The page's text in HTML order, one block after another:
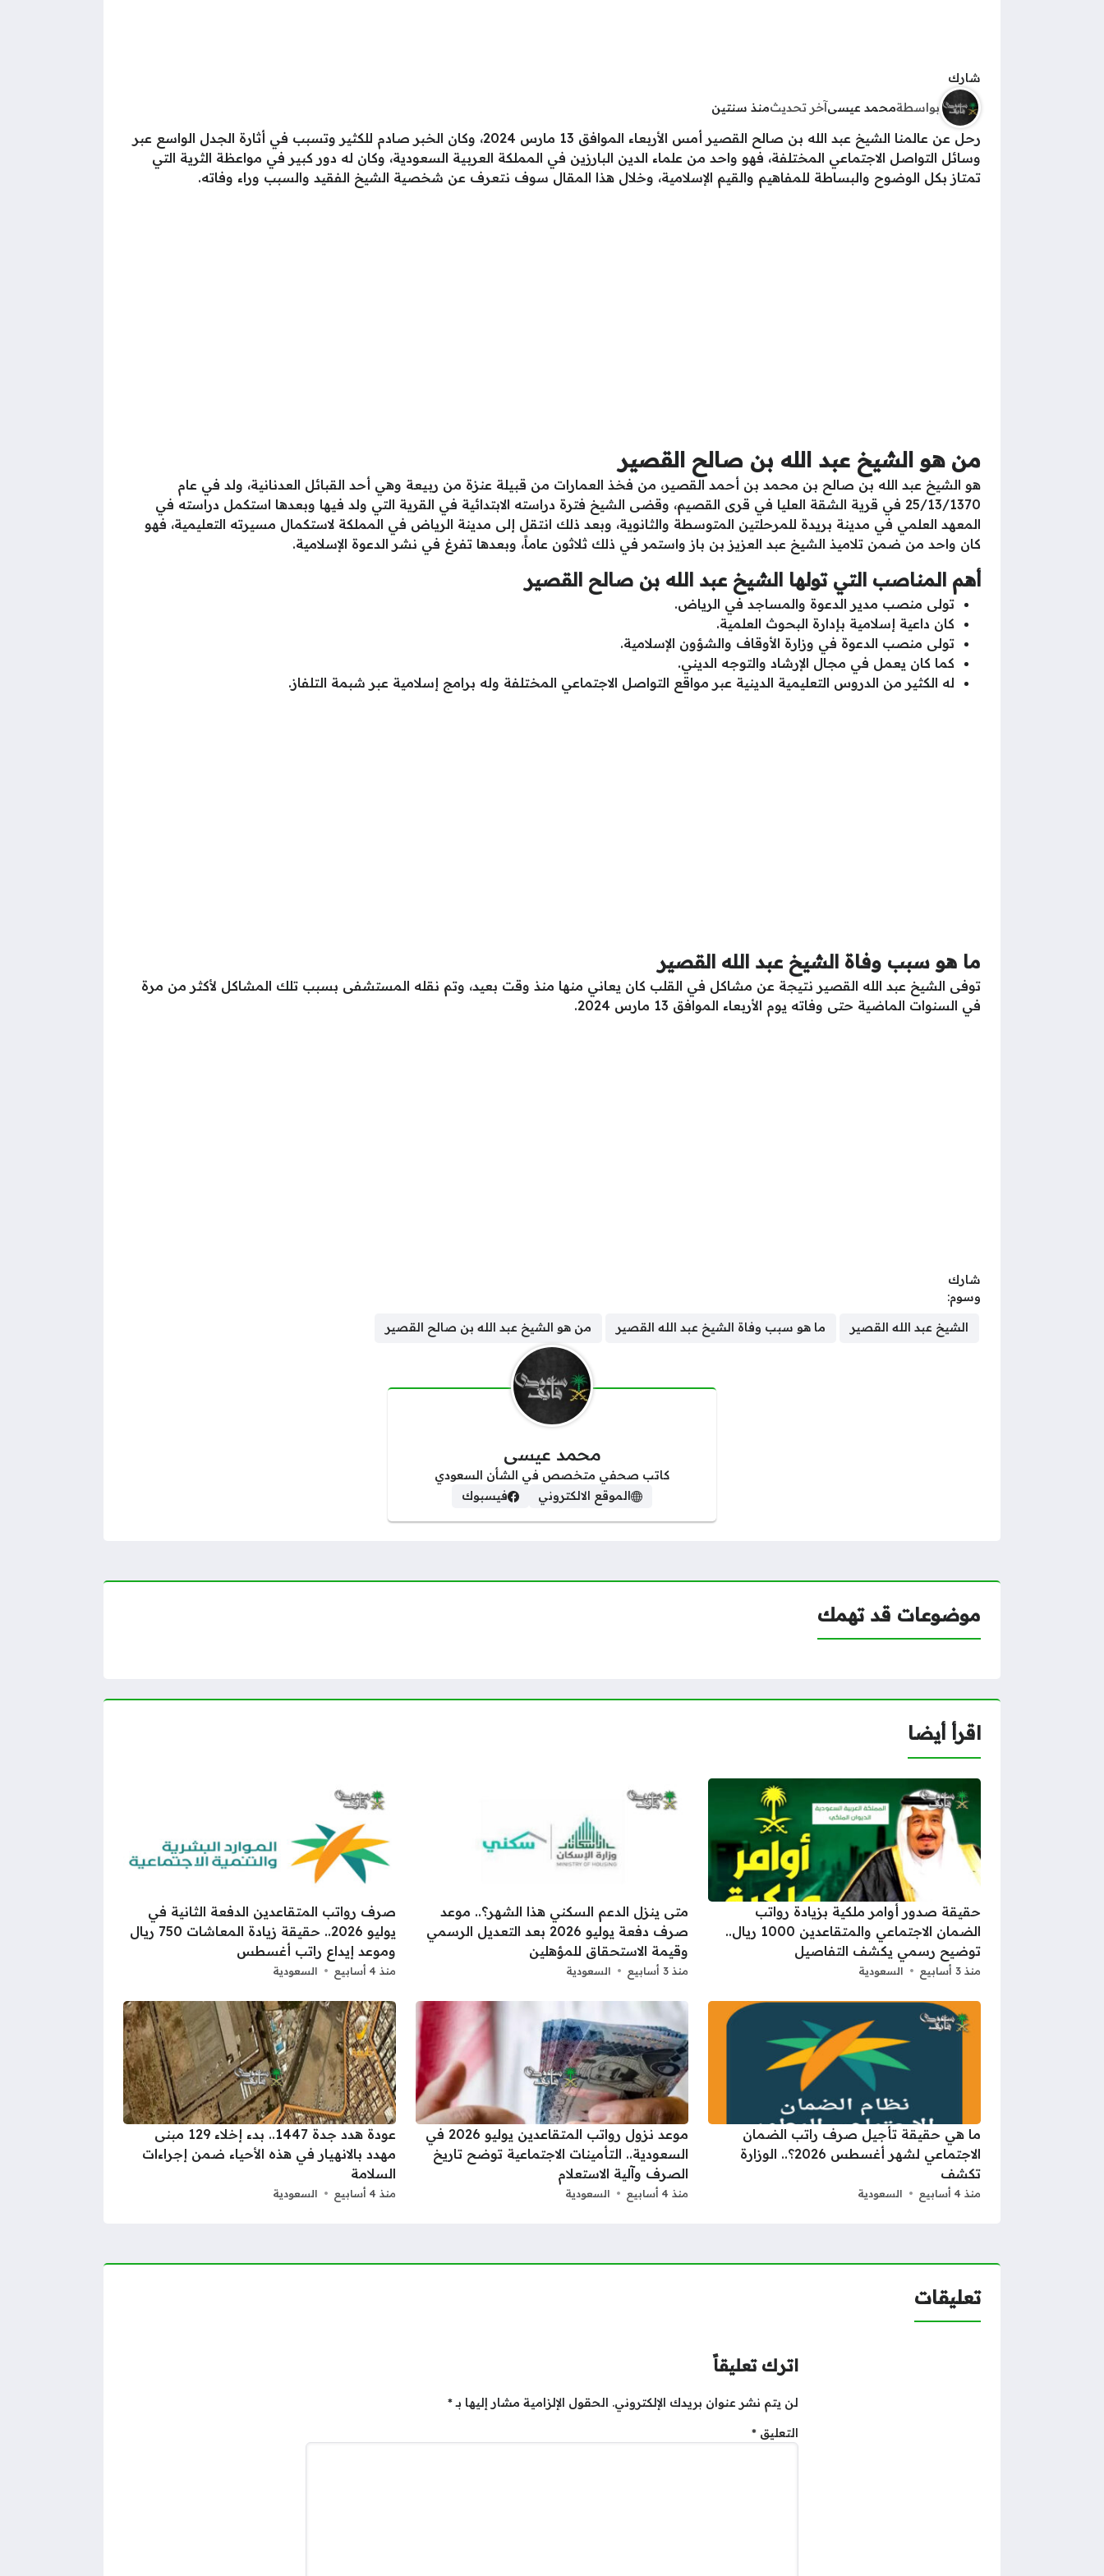
شارك
بواسطةمحمد عيسىآخر تحديثمنذ سنتين
رحل عن عالمنا الشيخ عبد الله بن صالح القصير أمس الأربعاء الموافق 13 مارس 2024، وكان الخبر صادم للكثير وتسبب في أثارة الجدل الواسع عبر
وسائل التواصل الاجتماعي المختلفة، فهو واحد من علماء الدين البارزين في المملكة العربية السعودية، وكان له دور كبير في مواعظة الثرية التي
تمتاز بكل الوضوح والبساطة للمفاهيم والقيم الإسلامية، وخلال هذا المقال سوف نتعرف عن شخصية الشيخ الفقيد والسبب وراء وفاته.
من هو الشيخ عبد الله بن صالح القصير
هو الشيخ عبد الله بن صالح بن محمد بن أحمد القصير، من فخذ العمارات من قبيلة عنزة من ربيعة وهي أحد القبائل العدنانية، ولد في عام
25/13/1370 في قرية الشقة العليا في قرى القصيم، وقضى الشيخ فترة دراسته الابتدائية في القرية التي ولد فيها وبعدها استكمل دراسته في
المعهد العلمي في مدينة بريدة للمرحلتين المتوسطة والثانوية، وبعد ذلك انتقل إلى مدينة الرياض في المملكة لاستكمال مسيرته التعليمية، فهو
كان واحد من ضمن تلاميذ الشيخ عبد العزيز بن باز واستمر في ذلك ثلاثون عاماً، وبعدها تفرغ في نشر الدعوة الإسلامية.
أهم المناصب التي تولها الشيخ عبد الله بن صالح القصير
تولى منصب مدير الدعوة والمساجد في الرياض.
كان داعية إسلامية بإدارة البحوث العلمية.
تولى منصب الدعوة في وزارة الأوقاف والشؤون الإسلامية.
كما كان يعمل في مجال الإرشاد والتوجه الديني.
له الكثير من الدروس التعليمية الدينية عبر مواقع التواصل الاجتماعي المختلفة وله برامج إسلامية عبر شبمة التلفاز.
ما هو سبب وفاة الشيخ عبد الله القصير
توفى الشيخ عبد الله القصير نتيجة عن مشاكل في القلب كان يعاني منها منذ وقت بعيد، وتم نقله المستشفى بسبب تلك المشاكل لأكثر من مرة
في السنوات الماضية حتى وفاته يوم الأربعاء الموافق 13 مارس 2024.
شارك
وسوم:
الشيخ عبد الله القصير ما هو سبب وفاة الشيخ عبد الله القصير من هو الشيخ عبد الله بن صالح القصير
محمد عيسى
كاتب صحفي متخصص في الشأن السعودي
الموقع الالكتروني
فيسبوك
موضوعات قد تهمك
اقرأ أيضا
حقيقة صدور أوامر ملكية بزيادة رواتب
الضمان الاجتماعي والمتقاعدين 1000 ريال..
توضيح رسمي يكشف التفاصيل
منذ 3 أسابيع السعودية
متى ينزل الدعم السكني هذا الشهر؟.. موعد
صرف دفعة يوليو 2026 بعد التعديل الرسمي
وقيمة الاستحقاق للمؤهلين
منذ 3 أسابيع السعودية
صرف رواتب المتقاعدين الدفعة الثانية في
يوليو 2026.. حقيقة زيادة المعاشات 750 ريال
وموعد إيداع راتب أغسطس
منذ 4 أسابيع السعودية
ما هي حقيقة تأجيل صرف راتب الضمان
الاجتماعي لشهر أغسطس 2026؟.. الوزارة
تكشف
منذ 4 أسابيع السعودية
موعد نزول رواتب المتقاعدين يوليو 2026 في
السعودية.. التأمينات الاجتماعية توضح تاريخ
الصرف وآلية الاستعلام
منذ 4 أسابيع السعودية
عودة هدد جدة 1447.. بدء إخلاء 129 مبنى
مهدد بالانهيار في هذه الأحياء ضمن إجراءات
السلامة
منذ 4 أسابيع السعودية
تعليقات
اترك تعليقاً
لن يتم نشر عنوان بريدك الإلكتروني. الحقول الإلزامية مشار إليها بـ*
التعليق *